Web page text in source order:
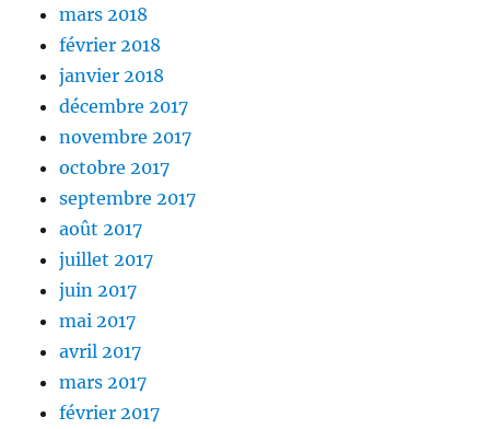
mars 2018
février 2018
janvier 2018
décembre 2017
novembre 2017
octobre 2017
septembre 2017
août 2017
juillet 2017
juin 2017
mai 2017
avril 2017
mars 2017
février 2017